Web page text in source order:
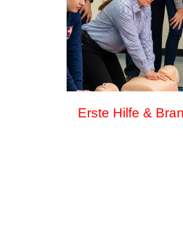
Erste Hilfe &